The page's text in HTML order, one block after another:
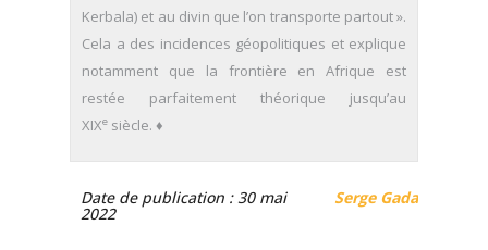
Kerbala) et au divin que l’on transporte partout ».
Cela a des incidences géopolitiques et explique
notamment que la frontière en Afrique est
restée parfaitement théorique jusqu’au
XIXe siècle. ♦
Serge Gadal
Date de publication : 30 mai
2022